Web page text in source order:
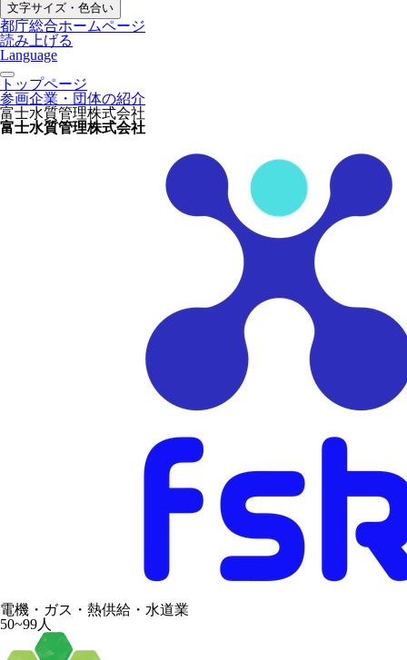
文字サイズ・色合い
都庁総合ホームページ
読み上げる
Language
トップページ
参画企業・団体の紹介
富士水質管理株式会社
富士水質管理株式会社
電機・ガス・熱供給・水道業
50~99人